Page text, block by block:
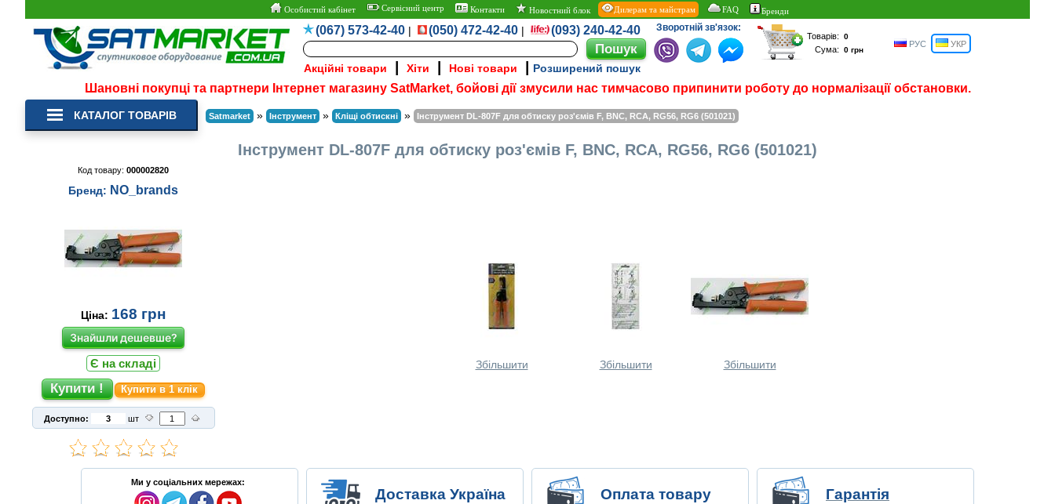
Особистий кабінет Сервісний центр Контакти Новостний блок Дилерам та майстрам FAQ Бренди
(067) 573-42-40 | (050) 472-42-40 | (093) 240-42-40
Акційні товари Хіти Нові товари Розширений пошук
Зворотній зв'язок:
Товарів:
Сума:
РУС УКР
Шановні покупці та партнери Інтернет магазину SatMarket, бойові дії змусили нас тимчасово припинити роботу до нормалізації обстановки.
КАТАЛОГ ТОВАРІВ Satmarket » Інструмент » Кліщі обтискні » Інструмент DL-807F для обтиску роз'ємів F, BNC, RCA, RG56, RG6 (501021)
Інструмент DL-807F для обтиску роз'ємів F, BNC, RCA, RG56, RG6 (501021)
Код товару: 000002820
Бренд: NO_brands
Ціна: 168 грн
Знайшли дешевше?
Є на складі
Купити в 1 клік
Доступно: шт
Збільшити Збільшити Збільшити
Ми у соціальних мережах:
Доставка Україна Оплата товару Гарантія